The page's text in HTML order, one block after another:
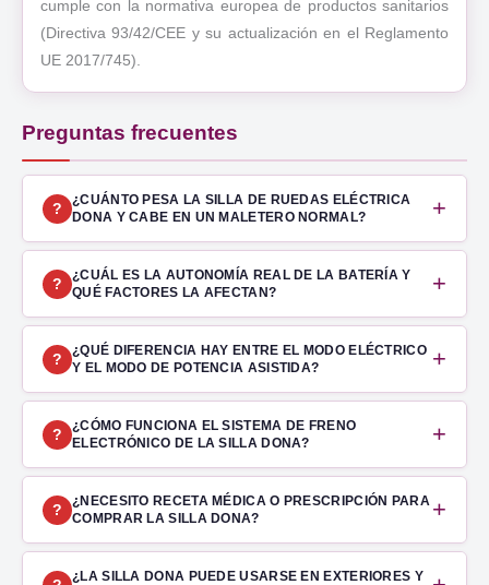
cumple con la normativa europea de productos sanitarios
(Directiva 93/42/CEE y su actualización en el Reglamento
UE 2017/745).
Preguntas frecuentes
?
¿CUÁNTO PESA LA SILLA DE RUEDAS ELÉCTRICA
DONA Y CABE EN UN MALETERO NORMAL?
+
?
¿CUÁL ES LA AUTONOMÍA REAL DE LA BATERÍA Y
QUÉ FACTORES LA AFECTAN?
+
?
¿QUÉ DIFERENCIA HAY ENTRE EL MODO ELÉCTRICO
Y EL MODO DE POTENCIA ASISTIDA?
+
?
¿CÓMO FUNCIONA EL SISTEMA DE FRENO
ELECTRÓNICO DE LA SILLA DONA?
+
?
¿NECESITO RECETA MÉDICA O PRESCRIPCIÓN PARA
COMPRAR LA SILLA DONA?
+
¿LA SILLA DONA PUEDE USARSE EN EXTERIORES Y